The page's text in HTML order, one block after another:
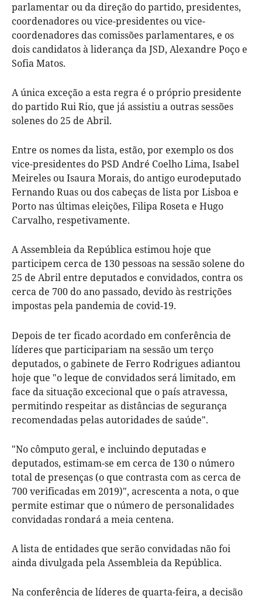
parlamentar ou da direção do partido, presidentes,
coordenadores ou vice-presidentes ou vice-
coordenadores das comissões parlamentares, e os
dois candidatos à liderança da JSD, Alexandre Poço e
Sofia Matos.
A única exceção a esta regra é o próprio presidente
do partido Rui Rio, que já assistiu a outras sessões
solenes do 25 de Abril.
Entre os nomes da lista, estão, por exemplo os dos
vice-presidentes do PSD André Coelho Lima, Isabel
Meireles ou Isaura Morais, do antigo eurodeputado
Fernando Ruas ou dos cabeças de lista por Lisboa e
Porto nas últimas eleições, Filipa Roseta e Hugo
Carvalho, respetivamente.
A Assembleia da República estimou hoje que
participem cerca de 130 pessoas na sessão solene do
25 de Abril entre deputados e convidados, contra os
cerca de 700 do ano passado, devido às restrições
impostas pela pandemia de covid-19.
Depois de ter ficado acordado em conferência de
líderes que participariam na sessão um terço
deputados, o gabinete de Ferro Rodrigues adiantou
hoje que "o leque de convidados será limitado, em
face da situação excecional que o país atravessa,
permitindo respeitar as distâncias de segurança
recomendadas pelas autoridades de saúde".
"No cômputo geral, e incluindo deputadas e
deputados, estimam-se em cerca de 130 o número
total de presenças (o que contrasta com as cerca de
700 verificadas em 2019)", acrescenta a nota, o que
permite estimar que o número de personalidades
convidadas rondará a meia centena.
A lista de entidades que serão convidadas não foi
ainda divulgada pela Assembleia da República.
Na conferência de líderes de quarta-feira, a decisão